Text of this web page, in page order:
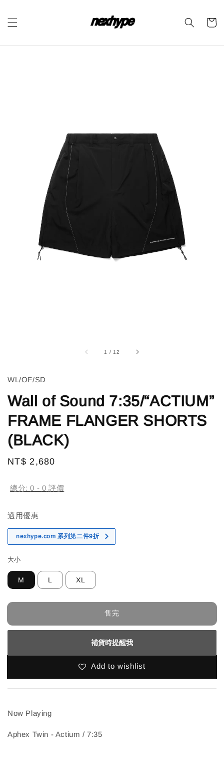
1 / 12
WL/OF/SD
Wall of Sound 7:35/“ACTIUM”
FRAME FLANGER SHORTS
(BLACK)
Regular
NT$ 2,680
總分:0 - 0 評價
適用優惠
nexhype.com 系列第二件9折
大小
M L XL
售完
補貨時提醒我
Add to wishlist
Now Playing
Aphex Twin - Actium / 7:35